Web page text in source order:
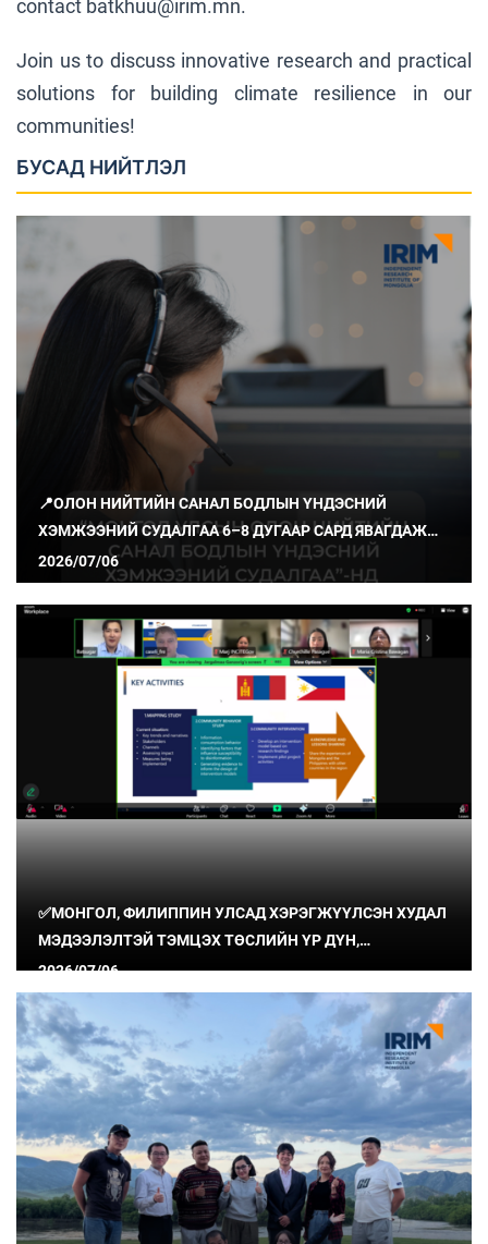
contact batkhuu@irim.mn.
Join us to discuss innovative research and practical
solutions for building climate resilience in our
communities!
БУСАД НИЙТЛЭЛ
📍ОЛОН НИЙТИЙН САНАЛ БОДЛЫН ҮНДЭСНИЙ
ХЭМЖЭЭНИЙ СУДАЛГАА 6–8 ДУГААР САРД ЯВАГДАЖ
БАЙНА
2026/07/06
✅МОНГОЛ, ФИЛИППИН УЛСАД ХЭРЭГЖҮҮЛСЭН ХУДАЛ
МЭДЭЭЛЭЛТЭЙ ТЭМЦЭХ ТӨСЛИЙН ҮР ДҮН,
СУРГАМЖИЙГ ХУВААЛЦЛАА
2026/07/06